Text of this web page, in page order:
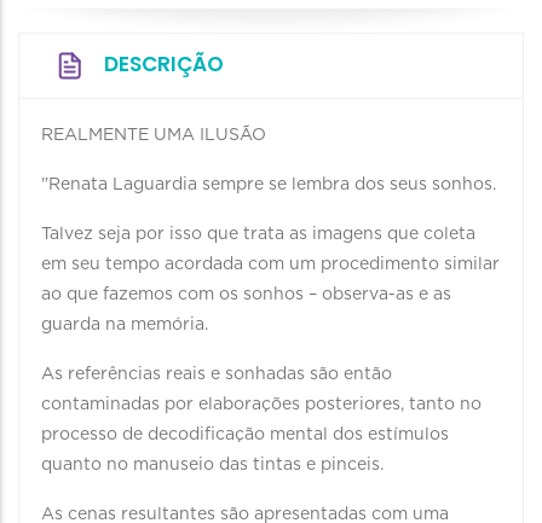
DESCRIÇÃO
REALMENTE UMA ILUSÃO
"Renata Laguardia sempre se lembra dos seus sonhos.
Talvez seja por isso que trata as imagens que coleta
em seu tempo acordada com um procedimento similar
ao que fazemos com os sonhos – observa-as e as
guarda na memória.
As referências reais e sonhadas são então
contaminadas por elaborações posteriores, tanto no
processo de decodificação mental dos estímulos
quanto no manuseio das tintas e pinceis.
As cenas resultantes são apresentadas com uma